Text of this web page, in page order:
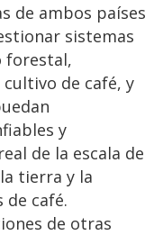
de ambos países
sistemas
forestal,
de café, y
y
de la escala de
tierra y la
de café.
de otras